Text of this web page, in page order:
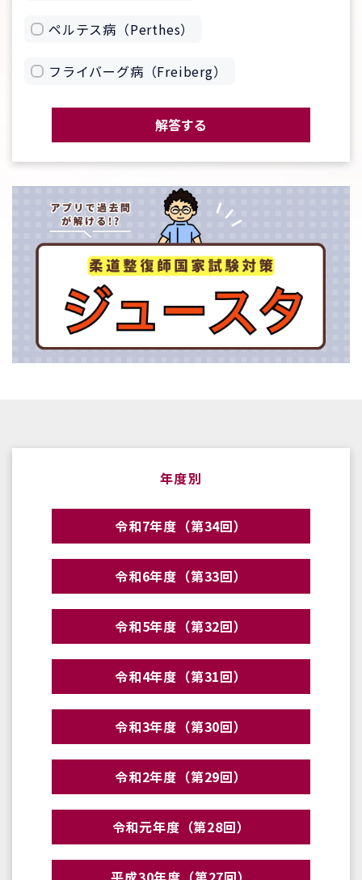
ペルテス病（Perthes）
フライバーグ病（Freiberg）
解答する
年度別
令和7年度（第34回）
令和6年度（第33回）
令和5年度（第32回）
令和4年度（第31回）
令和3年度（第30回）
令和2年度（第29回）
令和元年度（第28回）